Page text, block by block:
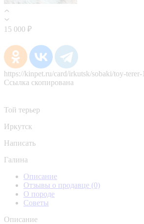
15 000 ₽
https://kinpet.ru/card/irkutsk/sobaki/toy-terer-
Ссылка скопирована
Той терьер
Иркутск
Написать
Галина
Описание
Отзывы о продавце (0)
О породе
Советы
Описание